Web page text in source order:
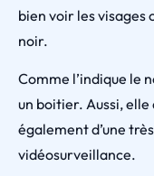
bien voir les visages
noir.
Comme l’indique le
un boitier. Aussi,
également d’une
vidéosurveillance.